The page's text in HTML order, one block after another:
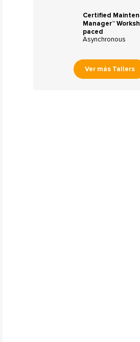
Certified
Manager™
paced
Asynchronous
Ver más Tallers